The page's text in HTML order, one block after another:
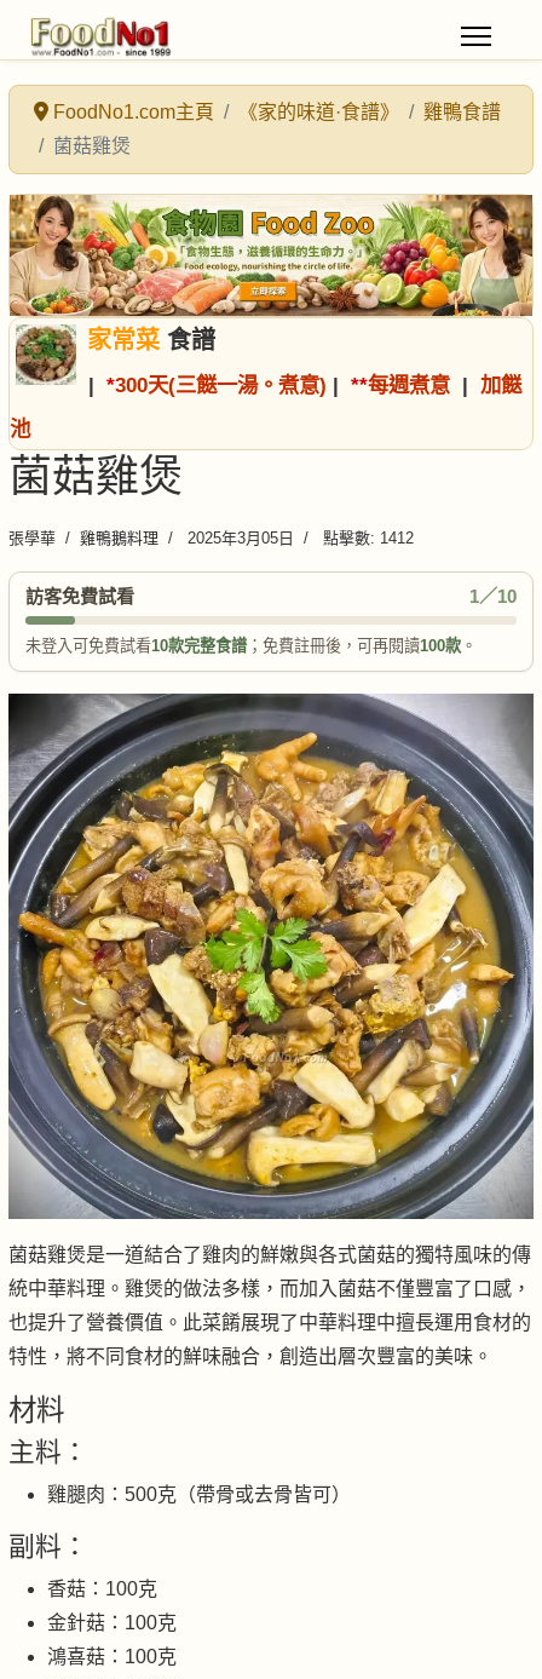
FoodNo1.com主頁 《家的味道·食譜》
雞鴨食譜
菌菇雞煲
家常菜食譜
| *300天(三餸一湯。煮意) | **每週煮意 | 加餸
池
菌菇雞煲
張學華 雞鴨鵝料理 2025年3月05日 點擊數: 1412
訪客免費試看 1／10
未登入可免費試看10款完整食譜 ；免費註冊後，可再閱讀100款 。
菌菇雞煲是一道結合了雞肉的鮮嫩與各式菌菇的獨特風味的傳
統中華料理。雞煲的做法多樣，而加入菌菇不僅豐富了口感，
也提升了營養價值。此菜餚展現了中華料理中擅長運用食材的
特性，將不同食材的鮮味融合，創造出層次豐富的美味。
材料
主料：
雞腿肉：500克（帶骨或去骨皆可）
副料：
香菇：100克
金針菇：100克
鴻喜菇：100克